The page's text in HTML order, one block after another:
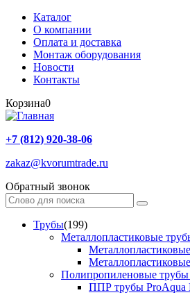
Каталог
О компании
Оплата и доставка
Монтаж оборудования
Новости
Контакты
Корзина0
+7 (812) 920-38-06
zakaz@kvorumtrade.ru
Обратный звонок
Трубы(199)
Металлопластиковые
Полипропиленовые трубы
ППР трубы ProAqua